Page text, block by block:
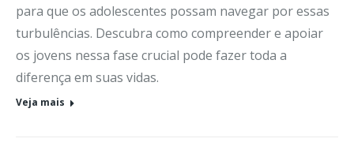
para que os adolescentes possam navegar por essas
turbulências. Descubra como compreender e apoiar
os jovens nessa fase crucial pode fazer toda a
diferença em suas vidas.
Veja mais